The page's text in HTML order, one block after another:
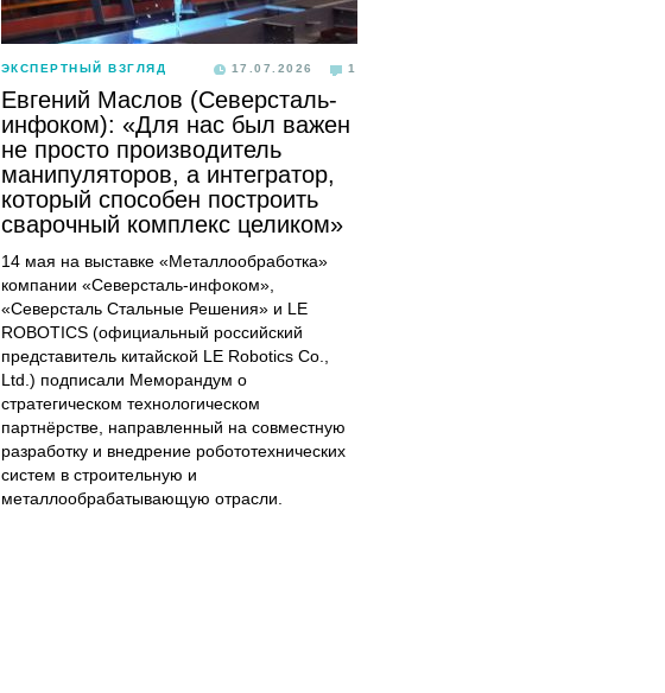
ЭКСПЕРТНЫЙ ВЗГЛЯД 17.07.2026 1
Евгений Маслов (Северсталь-
инфоком): «Для нас был важен
не просто производитель
манипуляторов, а интегратор,
который способен построить
сварочный комплекс целиком»
14 мая на выставке «Металлообработка»
компании «Северсталь-инфоком»,
«Северсталь Стальные Решения» и LE
ROBOTICS (официальный российский
представитель китайской LE Robotics Co.,
Ltd.) подписали Меморандум о
стратегическом технологическом
партнёрстве, направленный на совместную
разработку и внедрение робототехнических
систем в строительную и
металлообрабатывающую отрасли.